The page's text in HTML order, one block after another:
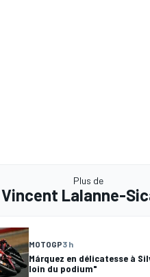
Plus de
Vincent Lalanne-
MOTOGP3 h
Márquez en délicatesse à
loin du podium"